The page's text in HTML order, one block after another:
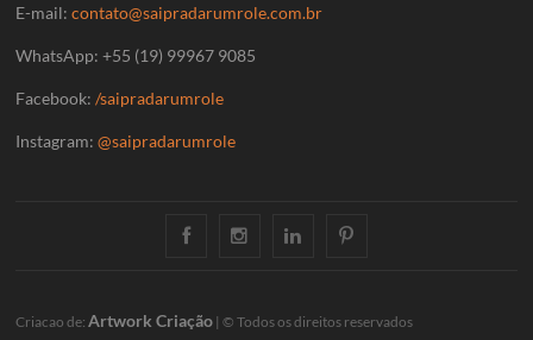
E-mail:contato@saipradarumrole.com.br
WhatsApp: +55 (19) 99967 9085
Facebook:/saipradarumrole
Instagram:@saipradarumrole
FacebookInstagram
LinkedinPinterest
Criacao de:Artwork Criação | © Todos os direitos reservados